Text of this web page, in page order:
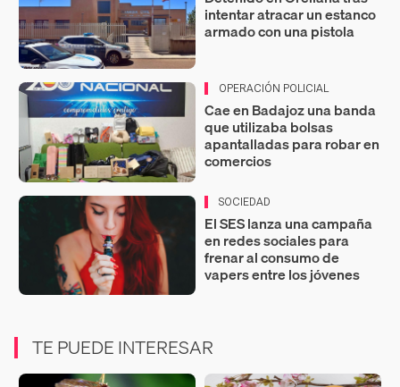
intentar atracar un estanco
armado con una pistola
OPERACIÓN POLICIAL
Cae en Badajoz una banda
que utilizaba bolsas
apantalladas para robar en
comercios
SOCIEDAD
El SES lanza una campaña
en redes sociales para
frenar al consumo de
vapers entre los jóvenes
TE PUEDE INTERESAR